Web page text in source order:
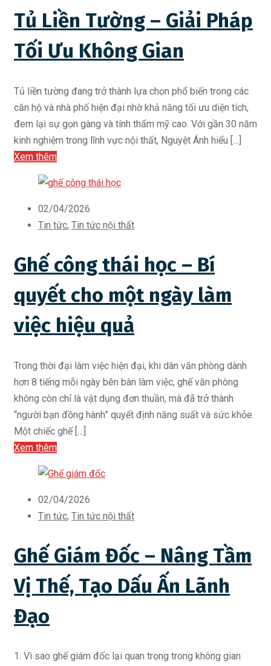
Tủ Liền Tường – Giải Pháp
Tối Ưu Không Gian
Tủ liền tường đang trở thành lựa chọn phổ biến trong các
căn hộ và nhà phố hiện đại nhờ khả năng tối ưu diện tích,
đem lại sự gọn gàng và tính thẩm mỹ cao. Với gần 30 năm
kinh nghiệm trong lĩnh vực nội thất, Nguyệt Ánh hiểu […]
Xem thêm
02/04/2026
Tin tức, Tin tức nội thất
Ghế công thái học – Bí
quyết cho một ngày làm
việc hiệu quả
Trong thời đại làm việc hiện đại, khi dân văn phòng dành
hơn 8 tiếng mỗi ngày bên bàn làm việc, ghế văn phòng
không còn chỉ là vật dụng đơn thuần, mà đã trở thành
“người bạn đồng hành” quyết định năng suất và sức khỏe.
Một chiếc ghế […]
Xem thêm
02/04/2026
Tin tức, Tin tức nội thất
Ghế Giám Đốc – Nâng Tầm
Vị Thế, Tạo Dấu Ấn Lãnh
Đạo
1. Vì sao ghế giám đốc lại quan trọng trong không gian